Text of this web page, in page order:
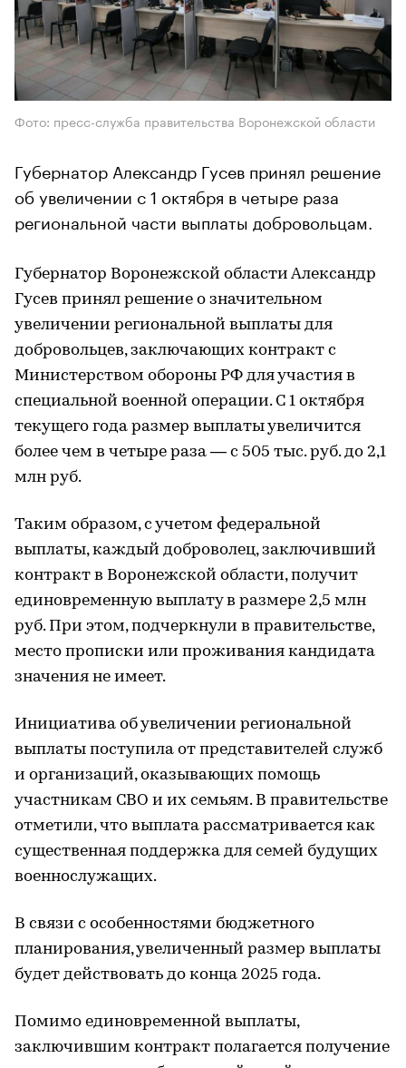
Фото: пресс-служба правительства Воронежской области
Губернатор Александр Гусев принял решение
об увеличении с 1 октября в четыре раза
региональной части выплаты добровольцам.
Губернатор Воронежской области Александр
Гусев принял решение о значительном
увеличении региональной выплаты для
добровольцев, заключающих контракт с
Министерством обороны РФ для участия в
специальной военной операции. С 1 октября
текущего года размер выплаты увеличится
более чем в четыре раза — с 505 тыс. руб. до 2,1
млн руб.
Таким образом, с учетом федеральной
выплаты, каждый доброволец, заключивший
контракт в Воронежской области, получит
единовременную выплату в размере 2,5 млн
руб. При этом, подчеркнули в правительстве,
место прописки или проживания кандидата
значения не имеет.
Инициатива об увеличении региональной
выплаты поступила от представителей служб
и организаций, оказывающих помощь
участникам СВО и их семьям. В правительстве
отметили, что выплата рассматривается как
существенная поддержка для семей будущих
военнослужащих.
В связи с особенностями бюджетного
планирования, увеличенный размер выплаты
будет действовать до конца 2025 года.
Помимо единовременной выплаты,
заключившим контракт полагается получение